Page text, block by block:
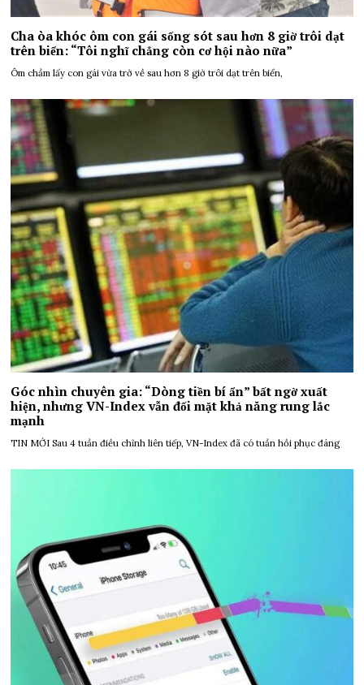
Cha òa khóc ôm con gái sống sót sau hơn 8 giờ trôi dạt
trên biển: “Tôi nghĩ chẳng còn cơ hội nào nữa”
Ôm chầm lấy con gái vừa trở về sau hơn 8 giờ trôi dạt trên biển,
Góc nhìn chuyên gia: “Dòng tiền bí ẩn” bất ngờ xuất
hiện, nhưng VN-Index vẫn đối mặt khả năng rung lắc
mạnh
TIN MỚI Sau 4 tuần điều chỉnh liên tiếp, VN-Index đã có tuần hồi phục đáng